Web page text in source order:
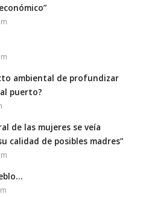
ambiental de profundizar
puerto?
de las mujeres se veía
calidad de posibles madres”